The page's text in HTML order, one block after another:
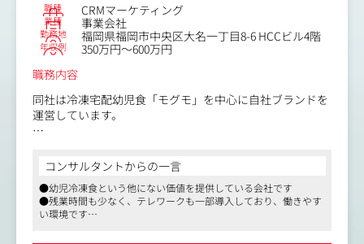
・問い合わせ、顧客データ、広告成果、商談ステータス、
契約・売上データを紐付け、意思決定に必要な粒度でのデ
ータ整理・可視化
・デザイナーやコピーライターに対する、意図や感覚の的
確な言語化とフィードバック
職種 CRMマーケティング
業種 事業会社
勤務地 福岡県福岡市中央区大名一丁目8-6 HCCビル4階
年収例
350万円～600万円
職務内容
同社は冷凍宅配幼児食「モグモ」を中心に自社ブランドを
運営しています。
点の冷凍宅配食事サービスです。
忙しい保護者のために、健康的かつバランスの取れた食事
を提供し、お子様の成長をサポートしています。
家族の成長を支えるライフスタイルブランドです。
コンサルタントからの一言
●幼児冷凍食という他にない価値を提供している会社です
●残業時間も少なく、テレワークも一部導入しており、働きやす
い環境です